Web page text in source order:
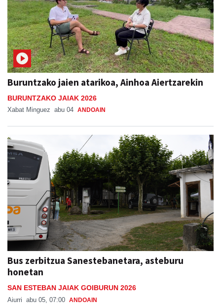
Buruntzako jaien atarikoa, Ainhoa Aiertzarekin
BURUNTZAKO JAIAK 2026
Xabat Minguez abu 04 ANDOAIN
Bus zerbitzua Sanestebanetara, asteburu
honetan
SAN ESTEBAN JAIAK GOIBURUN 2026
Aiurri abu 05, 07:00 ANDOAIN